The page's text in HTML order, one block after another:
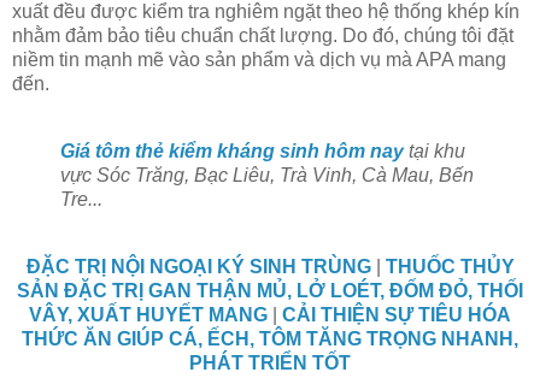
xuất đều được kiểm tra nghiêm ngặt theo hệ thống khép kín
nhằm đảm bảo tiêu chuẩn chất lượng. Do đó, chúng tôi đặt
niềm tin mạnh mẽ vào sản phẩm và dịch vụ mà APA mang
đến.
Giá tôm thẻ kiểm kháng sinh hôm naytại khu
vực Sóc Trăng, Bạc Liêu, Trà Vinh, Cà Mau, Bến
Tre...
ĐẶC TRỊ NỘI NGOẠI KÝ SINH TRÙNG| THUỐC THỦY
SẢN ĐẶC TRỊ GAN THẬN MỦ, LỞ LOÉT, ĐỐM ĐỎ, THỐI
VÂY, XUẤT HUYẾT MANG
CẢI THIỆN SỰ TIÊU HÓA
THỨC ĂN GIÚP CÁ, ẾCH, TÔM TĂNG TRỌNG NHANH,
PHÁT TRIỂN TỐT